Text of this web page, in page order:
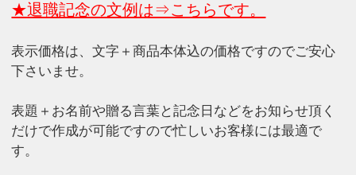
★退職記念の文例は⇒こちらです。
表示価格は、文字＋商品本体込の価格ですのでご安心
下さいませ。
表題＋お名前や贈る言葉と記念日などをお知らせ頂く
だけで作成が可能ですので忙しいお客様には最適で
す。